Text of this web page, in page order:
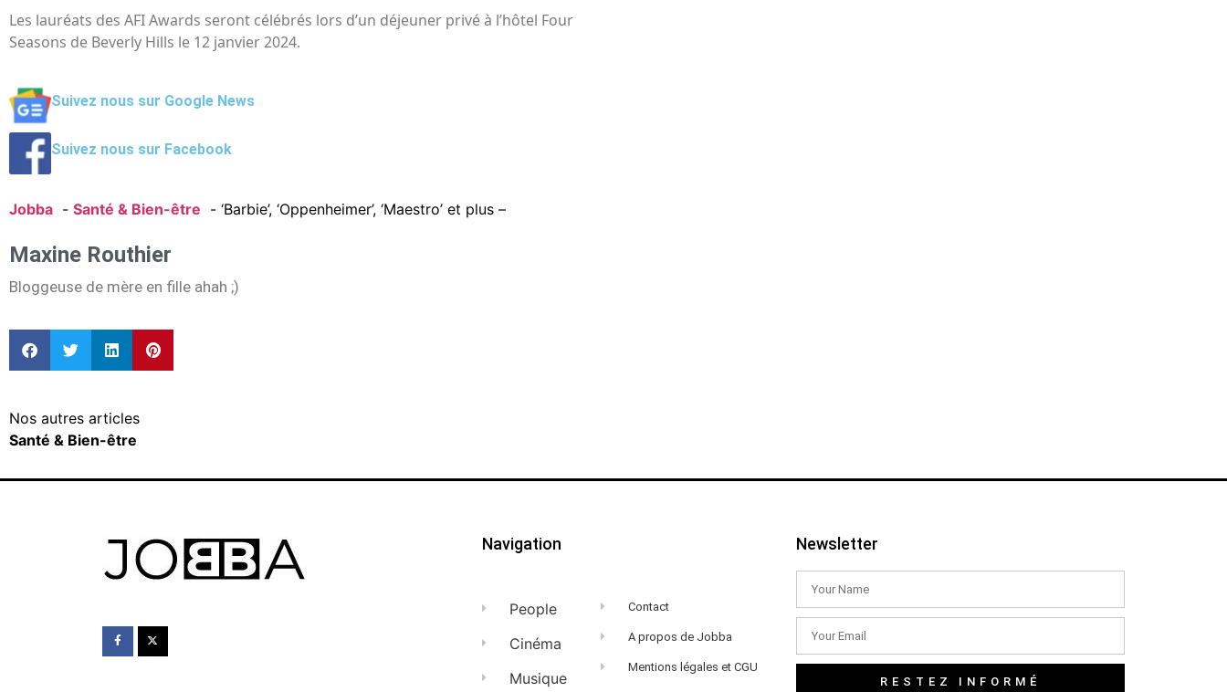
Les lauréats des AFI Awards seront célébrés lors d’un déjeuner privé à l’hôtel Four
Seasons de Beverly Hills le 12 janvier 2024.
Suivez nous sur Google News
Suivez nous sur Facebook
Jobba Santé & Bien-être ‘Barbie’, ‘Oppenheimer’, ‘Maestro’ et plus –
Maxine Routhier
Bloggeuse de mère en fille ahah ;)
Nos autres articles
Santé & Bien-être
Navigation
People
Cinéma
Musique
Contact
A propos de Jobba
Mentions légales et CGU
Newsletter
RESTEZ INFORMÉ